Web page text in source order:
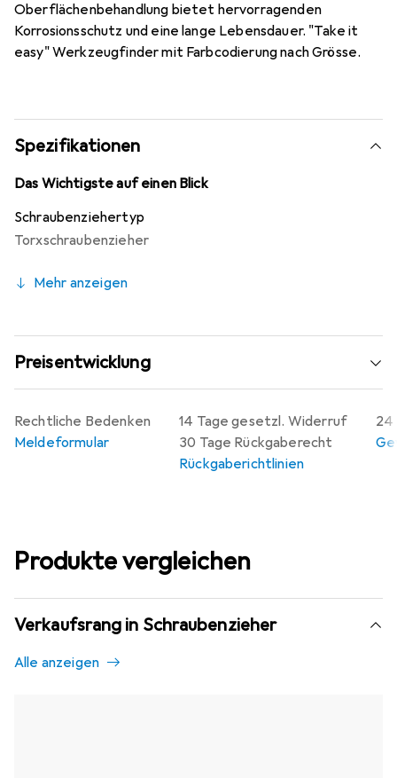
Oberflächenbehandlung bietet hervorragenden
Korrosionsschutz und eine lange Lebensdauer. "Take it
easy" Werkzeugfinder mit Farbcodierung nach Grösse.
Spezifikationen
Das Wichtigste auf einen Blick
Schraubenziehertyp
Torxschraubenzieher
Mehr anzeigen
Preisentwicklung
14 Tage gesetzl. Widerruf
30 Tage Rückgaberecht
Rückgaberichtlinien
24
Rechtliche Bedenken
Meldeformular
Produkte vergleichen
Verkaufsrang in Schraubenzieher
Alle anzeigen